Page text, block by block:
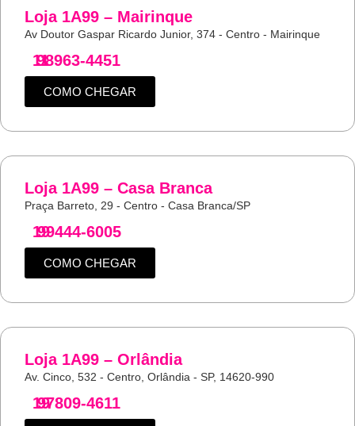
Loja 1A99 – Mairinque
Av Doutor Gaspar Ricardo Junior, 374 - Centro - Mairinque
11
98963-4451
COMO CHEGAR
Loja 1A99 – Casa Branca
Praça Barreto, 29 - Centro - Casa Branca/SP
19
99444-6005
COMO CHEGAR
Loja 1A99 – Orlândia
Av. Cinco, 532 - Centro, Orlândia - SP, 14620-990
19
97809-4611